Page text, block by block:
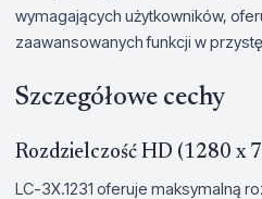
wymagających użytkowników,
zaawansowanych funkcji w
Szczegółowe cechy
Rozdzielczość HD (1280 x
LC-3X.1231 oferuje maksymalną